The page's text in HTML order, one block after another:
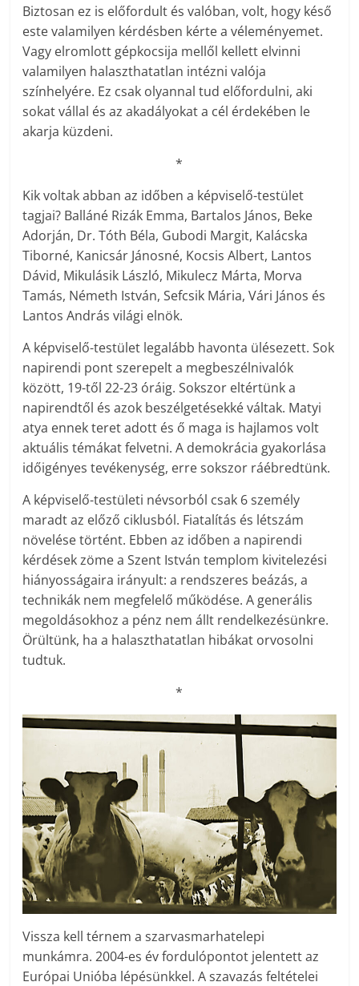
Biztosan ez is előfordult és valóban, volt, hogy késő
este valamilyen kérdésben kérte a véleményemet.
Vagy elromlott gépkocsija mellől kellett elvinni
valamilyen halaszthatatlan intézni valója
színhelyére. Ez csak olyannal tud előfordulni, aki
sokat vállal és az akadályokat a cél érdekében le
akarja küzdeni.
*
Kik voltak abban az időben a képviselő-testület
tagjai? Balláné Rizák Emma, Bartalos János, Beke
Adorján, Dr. Tóth Béla, Gubodi Margit, Kalácska
Tiborné, Kanicsár Jánosné, Kocsis Albert, Lantos
Dávid, Mikulásik László, Mikulecz Márta, Morva
Tamás, Németh István, Sefcsik Mária, Vári János és
Lantos András világi elnök.
A képviselő-testület legalább havonta ülésezett. Sok
napirendi pont szerepelt a megbeszélnivalók
között, 19-től 22-23 óráig. Sokszor eltértünk a
napirendtől és azok beszélgetésekké váltak. Matyi
atya ennek teret adott és ő maga is hajlamos volt
aktuális témákat felvetni. A demokrácia gyakorlása
időigényes tevékenység, erre sokszor ráébredtünk.
A képviselő-testületi névsorból csak 6 személy
maradt az előző ciklusból. Fiatalítás és létszám
növelése történt. Ebben az időben a napirendi
kérdések zöme a Szent István templom kivitelezési
hiányosságaira irányult: a rendszeres beázás, a
technikák nem megfelelő működése. A generális
megoldásokhoz a pénz nem állt rendelkezésünkre.
Örültünk, ha a halaszthatatlan hibákat orvosolni
tudtuk.
*
Vissza kell térnem a szarvasmarhatelepi
munkámra. 2004-es év fordulópontot jelentett az
Európai Unióba lépésünkkel. A szavazás feltételei